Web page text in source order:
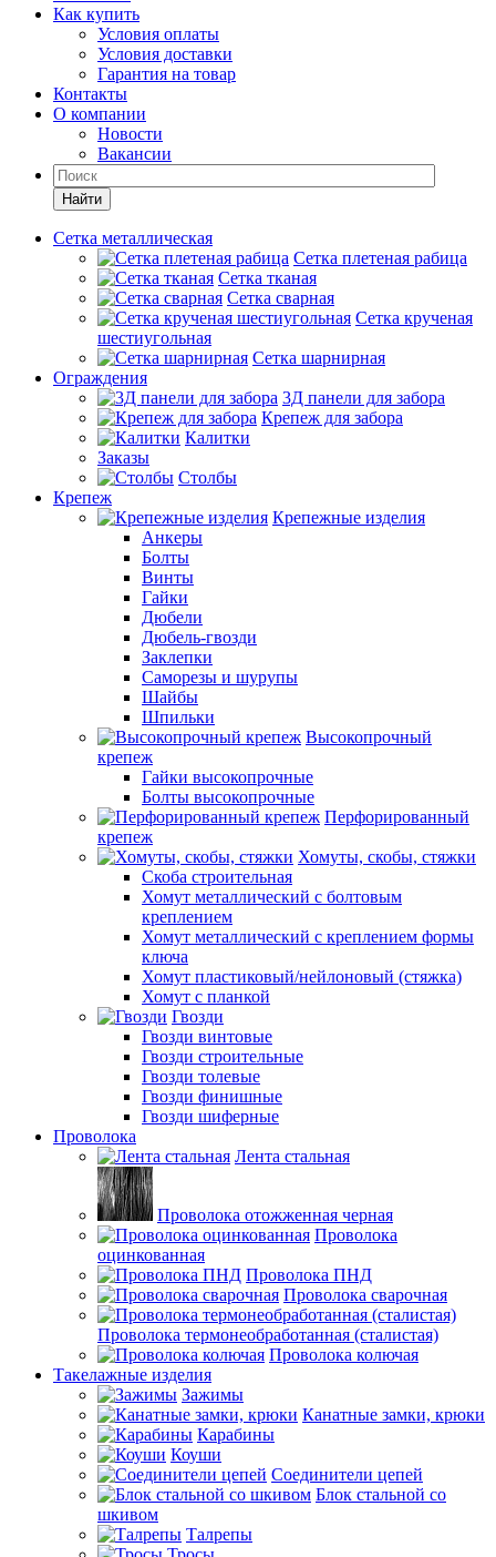
Как купить
Условия оплаты
Условия доставки
Гарантия на товар
Контакты
О компании
Новости
Вакансии
Найти
Сетка металлическая
Сетка плетеная рабица
Сетка тканая
Сетка сварная
Сетка крученая
шестиугольная
Сетка шарнирная
Ограждения
3Д панели для забора
Крепеж для забора
Калитки
Заказы
Столбы
Крепеж
Крепежные изделия
Анкеры
Болты
Винты
Гайки
Дюбели
Дюбель-гвозди
Заклепки
Саморезы и шурупы
Шайбы
Шпильки
Высокопрочный
крепеж
Гайки высокопрочные
Болты высокопрочные
Перфорированный
крепеж
Хомуты, скобы, стяжки
Скоба строительная
Хомут металлический с болтовым
креплением
Хомут металлический с креплением формы
ключа
Хомут пластиковый/нейлоновый (стяжка)
Хомут с планкой
Гвозди
Гвозди винтовые
Гвозди строительные
Гвозди толевые
Гвозди финишные
Гвозди шиферные
Проволока
Лента стальная
Проволока отожженная черная
Проволока
оцинкованная
Проволока ПНД
Проволока сварочная
Проволока термонеобработанная (сталистая)
Проволока колючая
Такелажные изделия
Зажимы
Канатные замки, крюки
Карабины
Коуши
Соединители цепей
Блок стальной со
шкивом
Талрепы